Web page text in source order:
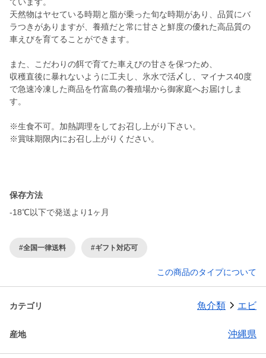
天然物はヤセている時期と脂が乗った旬な時期があり、品質にバ
ラつきがありますが、養殖だと常に甘さと鮮度の優れた高品質の
車えびを育てることができます。
また、こだわりの餌で育てた車えびの甘さを保つため、
収穫直後に暴れないように工夫し、氷水で活〆し、マイナス40度
で急速冷凍した商品を竹富島の養殖場から御家庭へお届けしま
す。
※生食不可。加熱調理をしてお召し上がり下さい。
※賞味期限内にお召し上がりください。
保存方法
-18℃以下で発送より1ヶ月
#全国一律送料 #ギフト対応可
この商品のタイプについて
カテゴリ 魚介類 エビ
産地 沖縄県